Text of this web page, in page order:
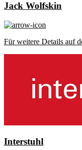
Jack Wolfskin
Für weitere Details auf
Interstuhl